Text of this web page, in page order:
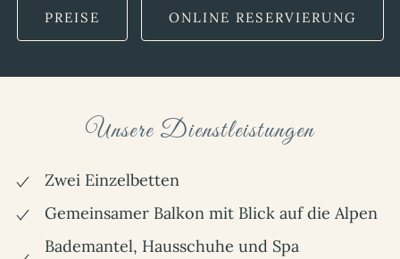
PREISE ONLINE RESERVIERUNG
Unsere Dienstleistungen
Zwei Einzelbetten
Gemeinsamer Balkon mit Blick auf die Alpen
Bademantel, Hausschuhe und Spa